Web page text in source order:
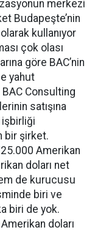
merkezi
Budapeşte’nin
kullanıyor
çok olası
göre BAC’nin
yahut
Consulting
satışına
işbirliği
bir şirket.
Amerikan
doları net
de kurucusu
biri ve
biri de yok.
doları